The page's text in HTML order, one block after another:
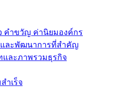
คำขวัญ ค่านิยมองค์กร
และพัฒนาการที่สำคัญ
และภาพรวมธุรกิจ
ำเร็จ